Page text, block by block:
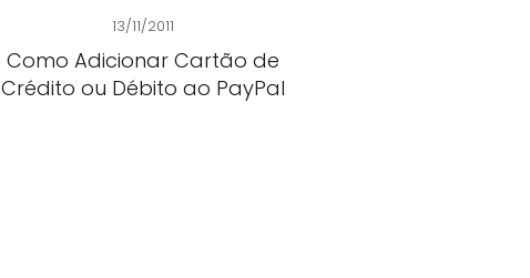
13/11/2011
Como Adicionar Cartão de
Crédito ou Débito ao PayPal